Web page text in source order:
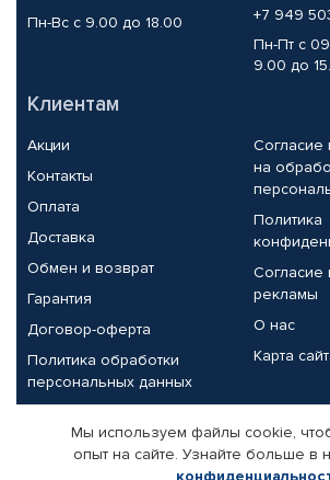
Пн-Вс с 9.00 до 18.00
+7 949
Пн-Пт с
9.00 до
Клиентам
Акции
Контакты
Оплата
Доставка
Обмен и возврат
Гарантия
Договор-оферта
Политика обработки
персональных данных
Согласие
на
Политика
Согласие
рекламы
О нас
Карта
Партнерам
Корпоративным клиентам
Мы используем файлы cookie,
опыт на сайте. Узнайте больше в